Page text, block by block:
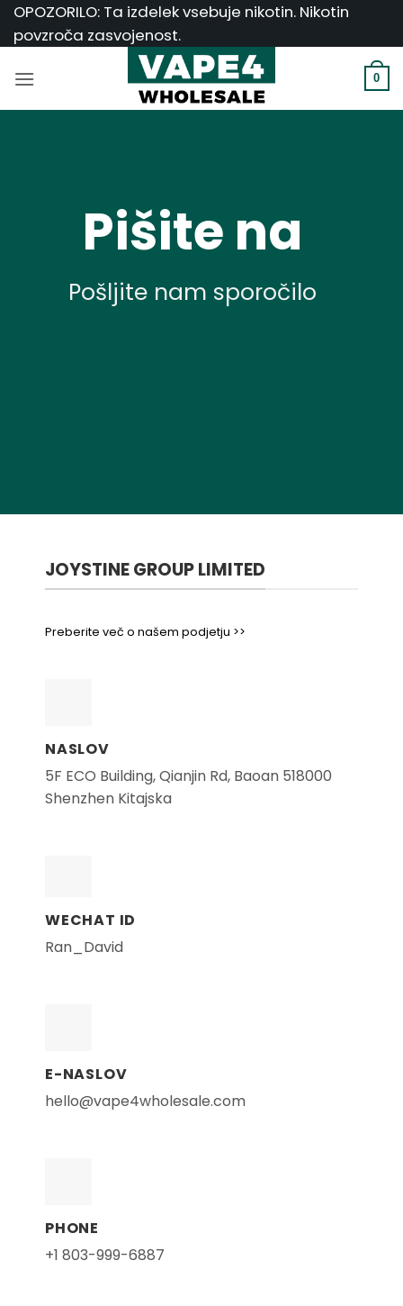
Skoči
na
OPOZORILO: Ta izdelek vsebuje nikotin. Nikotin
povzroča zasvojenost.
0
Pišite na
Pošljite nam sporočilo
JOYSTINE GROUP LIMITED
Preberite več o našem podjetju >>
NASLOV
5F ECO Building, Qianjin Rd, Baoan 518000
Shenzhen Kitajska
WECHAT ID
Ran_David
E-NASLOV
hello@vape4wholesale.com
PHONE
+1 803-999-6887